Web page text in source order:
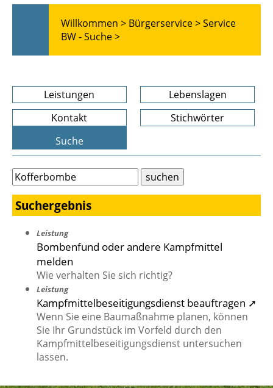
Willkommen > Bürgerservice >Service
BW - Suche >
Leistungen
Lebenslagen
Kontakt
Stichwörter
Suche
Suchergebnis
Leistung
Bombenfund oder andere Kampfmittel
melden
Wie verhalten Sie sich richtig?
Leistung
Kampfmittelbeseitigungsdienst beauftragen ➚
Wenn Sie eine Baumaßnahme planen, können
Sie Ihr Grundstück im Vorfeld durch den
Kampfmittelbeseitigungsdienst untersuchen
lassen.